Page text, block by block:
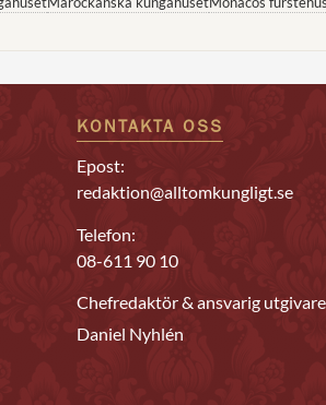
KONTAKTA OSS
Epost:
redaktion@alltomkungligt.se
Telefon:
08-611 90 10
Chefredaktör & ansvarig utgivare
Daniel Nyhlén